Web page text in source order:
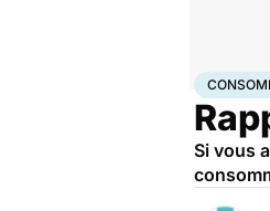
Accueil
Si vous